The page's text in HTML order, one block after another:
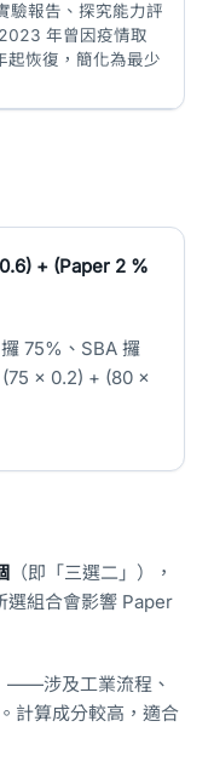
驗報告、探究能力評
年曾因疫情取
恢復，簡化為最少
+ (Paper 2 %
75%、SBA 攞
x 0.2) + (80 x
（即「三選二」），
選組合會影響 Paper
——涉及工業流程、
計算成分較高，適合